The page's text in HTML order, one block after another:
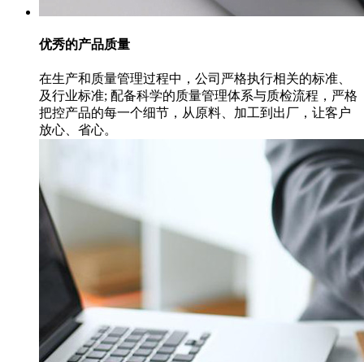
优秀的产品质量
在生产和质量管理过程中，公司严格执行相关的标准、
及行业标准; 配备科学的质量管理体系与质检流程，严格
把控产品的每一个细节，从原料、加工到出厂，让客户
放心、省心。